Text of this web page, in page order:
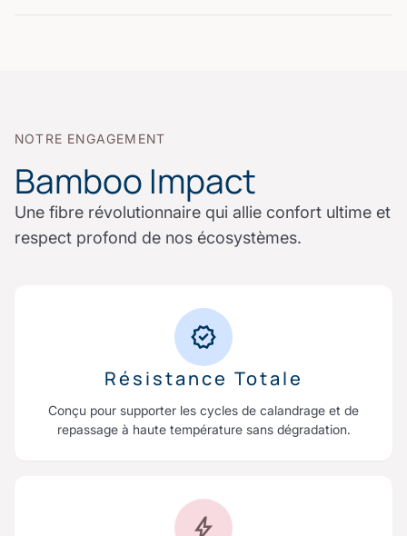
NOTRE ENGAGEMENT
Bamboo Impact
Une fibre révolutionnaire qui allie confort ultime et
respect profond de nos écosystèmes.
Résistance Totale
Conçu pour supporter les cycles de calandrage et de
repassage à haute température sans dégradation.